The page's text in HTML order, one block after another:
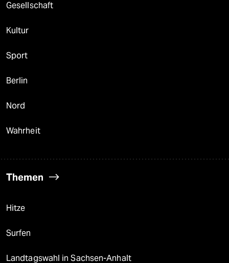
Gesellschaft
Kultur
Sport
Berlin
Nord
Wahrheit
Themen
Hitze
Surfen
Landtagswahl in Sachsen-Anhalt